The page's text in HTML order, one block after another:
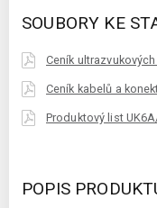
SOUBORY KE
Ceník
Ceník kabelů a
Produktový list
POPIS